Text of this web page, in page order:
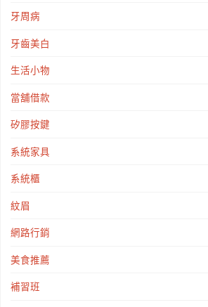
牙周病
牙齒美白
生活小物
當舖借款
矽膠按鍵
系統家具
系統櫃
紋眉
網路行銷
美食推薦
補習班